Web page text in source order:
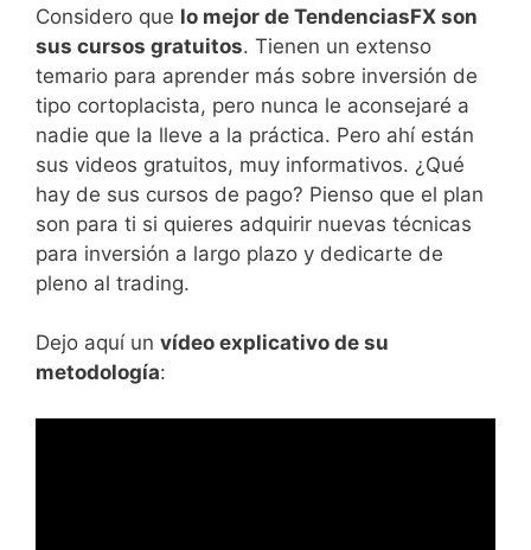
Considero que lo mejor de TendenciasFX son
sus cursos gratuitos. Tienen un extenso
temario para aprender más sobre inversión de
tipo cortoplacista, pero nunca le aconsejaré a
nadie que la lleve a la práctica. Pero ahí están
sus videos gratuitos, muy informativos. ¿Qué
hay de sus cursos de pago? Pienso que el plan
son para ti si quieres adquirir nuevas técnicas
para inversión a largo plazo y dedicarte de
pleno al trading.
Dejo aquí un vídeo explicativo de su
metodología: